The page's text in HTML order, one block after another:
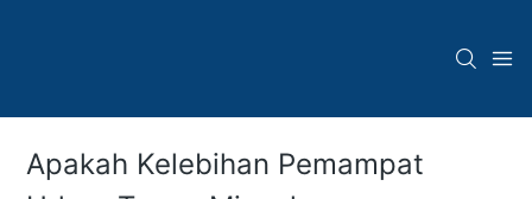
Apakah Kelebihan Pemampat